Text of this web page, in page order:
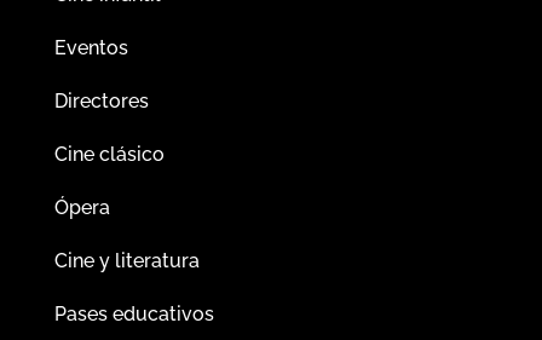
Eventos
Directores
Cine clásico
Ópera
Cine y literatura
Pases educativos